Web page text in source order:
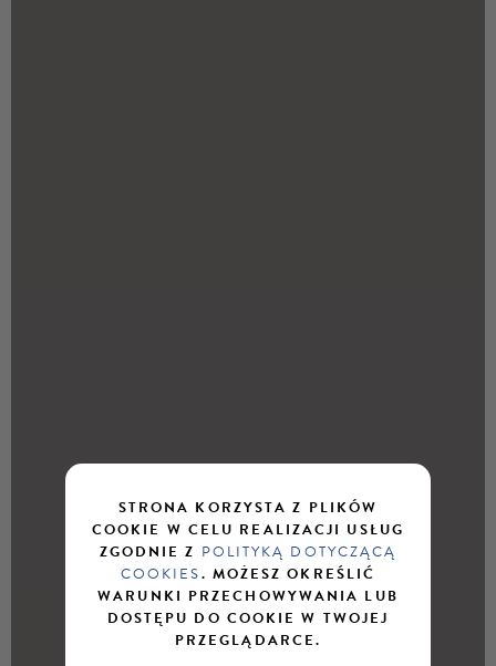
STRONA KORZYSTA Z PLIKÓW
COOKIE W CELU REALIZACJI USŁUG
ZGODNIE Z POLITYKĄ DOTYCZĄCĄ
COOKIES. MOŻESZ OKREŚLIĆ
WARUNKI PRZECHOWYWANIA LUB
DOSTĘPU DO COOKIE W TWOJEJ
PRZEGLĄDARCE.